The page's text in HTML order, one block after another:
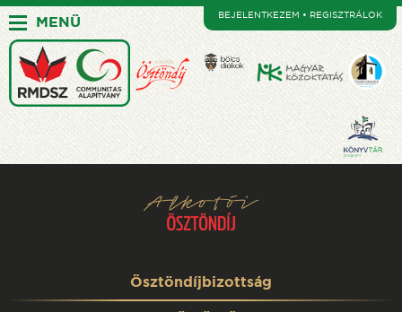
MENÜ BEJELENTKEZEM • REGISZTRÁLOK
Ösztöndíjbizottság